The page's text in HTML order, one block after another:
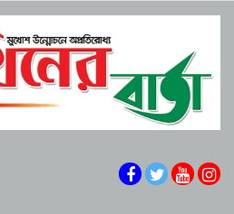
বদলি ঠেকাতে মাইনুল-ইয়াছিনের
‘তদবির সিন্ডিকেটে’ ক্ষোভ
ফয়সালকে ঠেকায় কে?
কোচিং বাণিজ্য: সংকটে প্রাথমিক
সিকদার পাড়া জামে মসজিদের